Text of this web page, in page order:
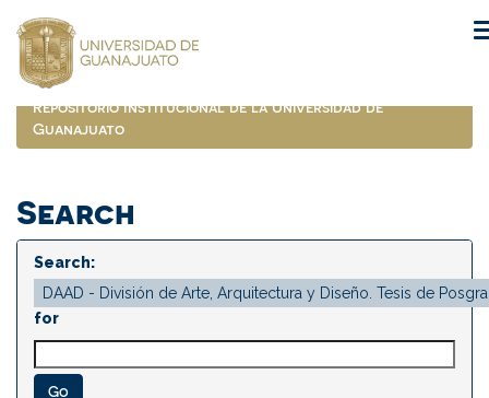
navigation
Repositorio Institucional de la Universidad de
Guanajuato
Search
Search:
for